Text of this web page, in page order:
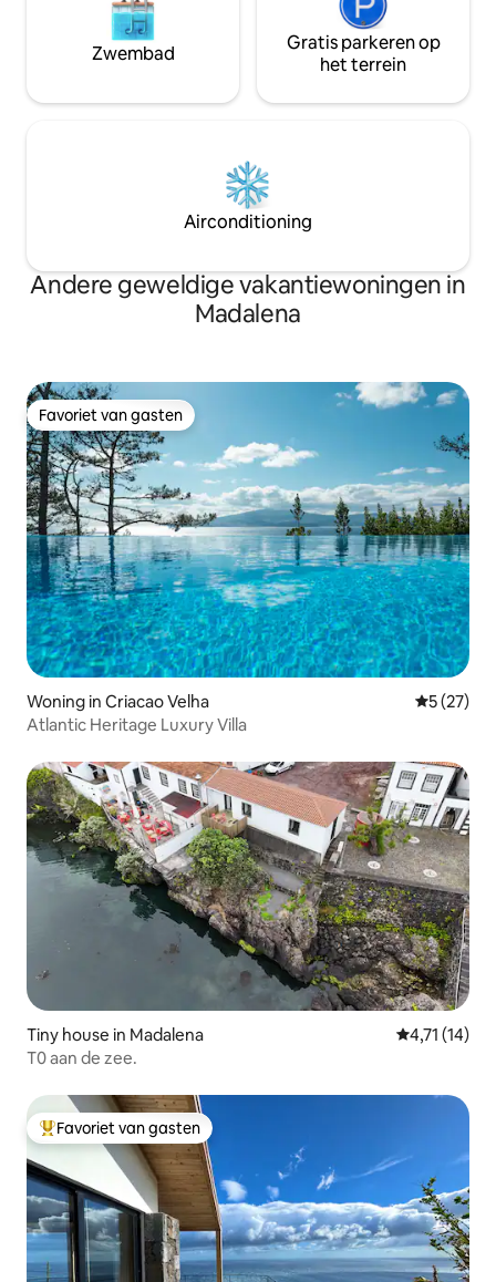
Zwembad
Gratis parkeren op
het terrein
Airconditioning
Andere geweldige vakantiewoningen in
Madalena
Favoriet van gasten
Favoriet van gasten
Woning in Criacao Velha
5 (27)
Atlantic Heritage Luxury Villa
Tiny house in Madalena Gemiddelde
4,71 (14)
T0 aan de zee.
Topfavoriet van gasten
Favoriet van gasten